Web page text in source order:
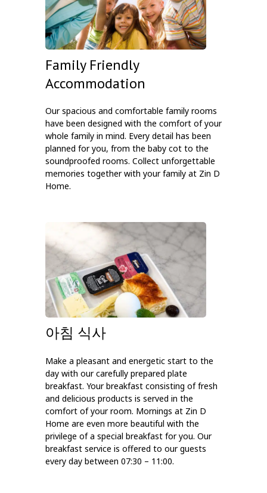
Family Friendly
Accommodation
Our spacious and comfortable family rooms
have been designed with the comfort of your
whole family in mind. Every detail has been
planned for you, from the baby cot to the
soundproofed rooms. Collect unforgettable
memories together with your family at Zin D
Home.
아침 식사
Make a pleasant and energetic start to the
day with our carefully prepared plate
breakfast. Your breakfast consisting of fresh
and delicious products is served in the
comfort of your room. Mornings at Zin D
Home are even more beautiful with the
privilege of a special breakfast for you. Our
breakfast service is offered to our guests
every day between 07:30 – 11:00.